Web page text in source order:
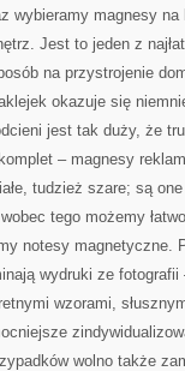
wybieramy magnesy
Jest to jeden z
na przystrojenie
okazuje się
jest tak duży, że
– magnesy
tudzież szare; są
tego możemy
notesy magnetyczne.
wydruki ze
wzorami,
wolno także